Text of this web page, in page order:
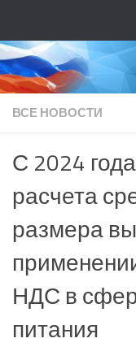
ВСЕ НОВОСТИ
С 2024
расчета
размера
НДС в
питания